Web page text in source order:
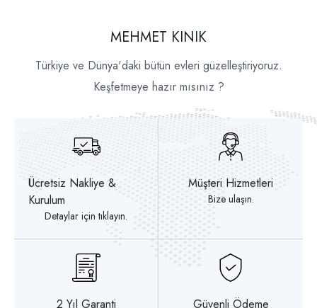
MEHMET KINIK
Türkiye ve Dünya'daki bütün evleri güzelleştiriyoruz.
Keşfetmeye hazır mısınız ?
Ücretsiz Nakliye &
Kurulum
Detaylar için tıklayın.
Müşteri Hizmetleri
Bize ulaşın.
2 Yıl Garanti Güvenli Ödeme